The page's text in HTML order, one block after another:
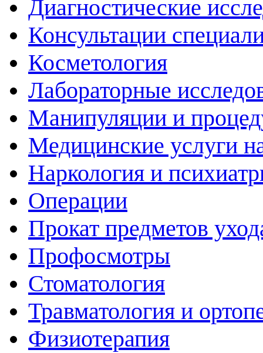
Диагностические
Консультации
Косметология
Лабораторные
Манипуляции и
Медицинские услуги
Наркология и
Операции
Прокат предметов
Профосмотры
Стоматология
Травматология и
Физиотерапия